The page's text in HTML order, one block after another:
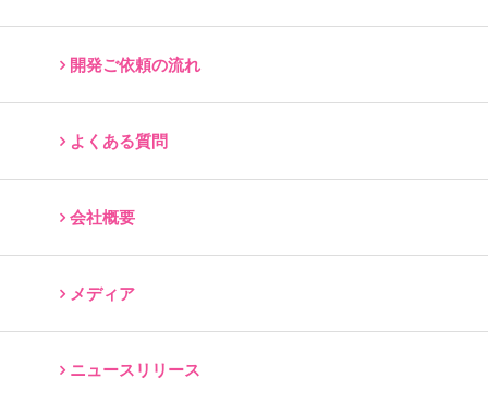
開発ご依頼の流れ
よくある質問
会社概要
メディア
ニュースリリース